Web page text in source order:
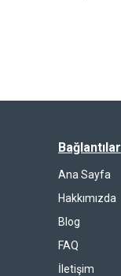
Bağlantılar
Ana Sayfa
Hakkımızda
Blog
FAQ
İletişim